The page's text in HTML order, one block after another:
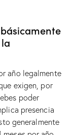
año legalmente
exigen, por
poder
presencia
generalmente